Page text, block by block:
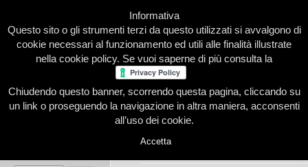
Home Presentazione Redazione Le nostre firme
Tre settimane in Messico III
Informativa
Questo sito o gli strumenti terzi da questo utilizzati si avvalgono di
cookie necessari al funzionamento ed utili alle finalità illustrate
nella cookie policy. Se vuoi saperne di più consulta la
Chiudendo questo banner, scorrendo questa pagina, cliccando su
un link o proseguendo la navigazione in altra maniera, acconsenti
all’uso dei cookie.
Accetta